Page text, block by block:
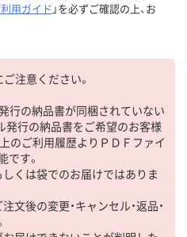
用ガイド 」を必ずご確認の上、お
注意ください。
行の納品書が同梱されていない
発行の納品書をご希望のお客様
のご利用履歴よりＰＤＦファイ
です。
しくは袋でのお届けではありま
文後の変更・キャンセル・返品・